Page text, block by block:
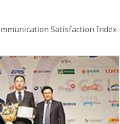
Satisfaction Index